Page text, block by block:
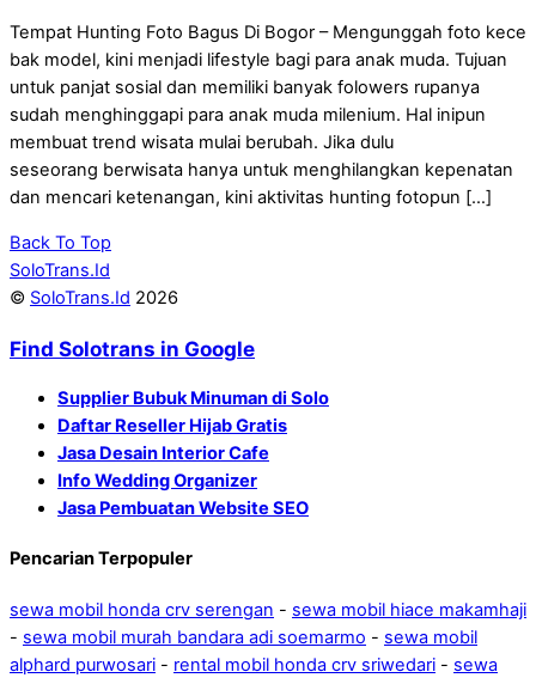
Tempat Hunting Foto Bagus Di Bogor – Mengunggah foto kece
bak model, kini menjadi lifestyle bagi para anak muda. Tujuan
untuk panjat sosial dan memiliki banyak folowers rupanya
sudah menghinggapi para anak muda milenium. Hal inipun
membuat trend wisata mulai berubah. Jika dulu
seseorang berwisata hanya untuk menghilangkan kepenatan
dan mencari ketenangan, kini aktivitas hunting fotopun […]
Back To Top
SoloTrans.Id
© SoloTrans.Id 2026
Find Solotrans in Google
Supplier Bubuk Minuman di Solo
Daftar Reseller Hijab Gratis
Jasa Desain Interior Cafe
Info Wedding Organizer
Jasa Pembuatan Website SEO
Pencarian Terpopuler
sewa mobil honda crv serengan - sewa mobil hiace makamhaji
- sewa mobil murah bandara adi soemarmo - sewa mobil
alphard purwosari - rental mobil honda crv sriwedari - sewa